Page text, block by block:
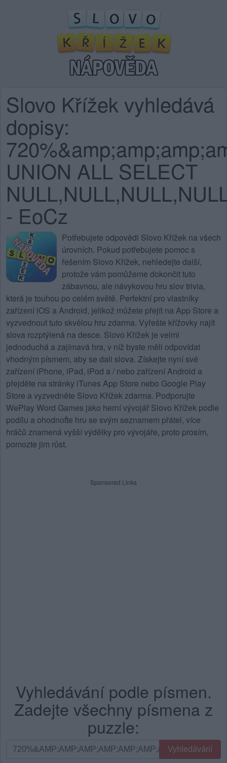
Slovo Křížek vyhledává
dopisy:
UNION ALL SELECT
- EoCz
Potřebujete odpovědi Slovo Křížek na všech
úrovních. Pokud potřebujete pomoc s
řešením Slovo Křížek, nehledejte další,
protože vám pomůžeme dokončit tuto
zábavnou, ale návykovou hru slov trivia,
která je touhou po celém světě. Perfektní pro vlastníky
zařízení iOS a Android, jelikož můžete přejít na App Store a
vyzvednout tuto skvělou hru zdarma. Vyřešte křížovky najít
slova rozptýlená na desce. Slovo Křížek je velmi
jednoduchá a zajímavá hra, v níž byste měli odpovídat
vhodným písmem, aby se dali slova. Získejte nyní své
zařízení iPhone, iPad, iPod a / nebo zařízení Android a
přejděte na stránky iTunes App Store nebo Google Play
Store a vyzvedněte Slovo Křížek zdarma. Podporujte
WePlay Word Games jako herní vývojář Slovo Křížek podle
podílu a ohodnoťte hru se svým seznamem přátel, více
hráčů znamená vyšší výdělky pro vývojáře, proto prosím,
pomozte jim růst.
Sponsored Links
Vyhledávání podle písmen.
Zadejte všechny písmena z
puzzle:
Vyhledávání
Vyhledávání